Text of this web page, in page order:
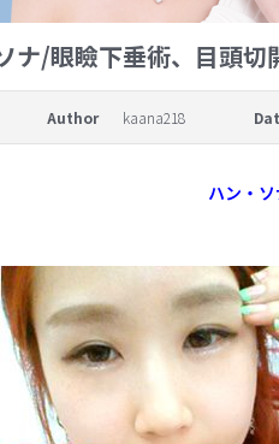
ナ/眼瞼下垂術、目頭
Author kaana218
ハン・